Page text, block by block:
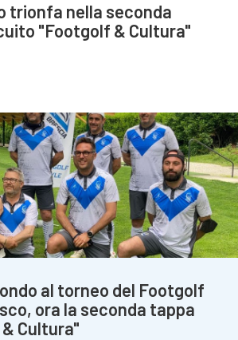
trionfa nella seconda
"Footgolf & Cultura"
al torneo del Footgolf
ora la seconda tappa
Cultura"